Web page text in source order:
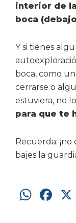
interior de
boca
Y si tienes
boca, como
cerrarse o
estuviera, no
para que te
Recuerda:
bajes la
W F